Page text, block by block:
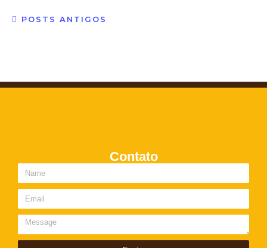
POSTS ANTIGOS
Contato